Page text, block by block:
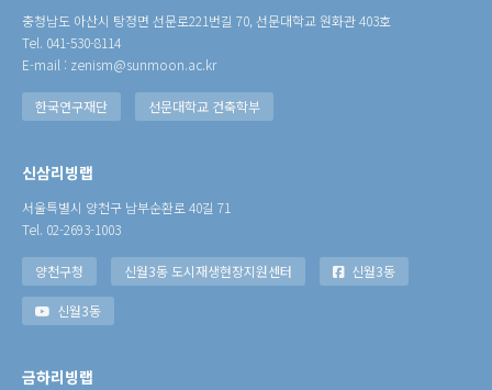
충청남도 아산시 탕정면 선문로221번길 70, 선문대학교 원화관 403호
Tel. 041-530-8114
E-mail : zenism@sunmoon.ac.kr
한국연구재단 선문대학교 건축학부
신삼리빙랩
서울특별시 양천구 남부순환로 40길 71
Tel. 02-2693-1003
양천구청 신월3동 도시재생현장지원센터 신월3동
신월3동
금하리빙랩